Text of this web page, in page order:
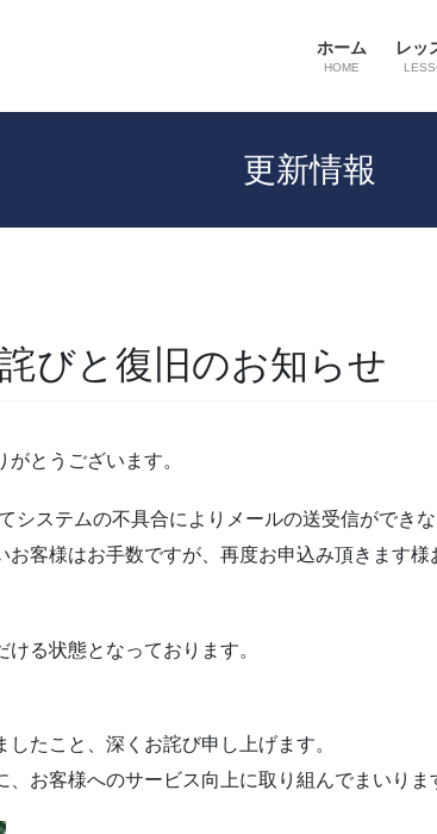
ホーム
HOME
レッ
更新情報
びと復旧のお知らせ
とうございます。
システムの不具合によりメールの送受信ができ
客様はお手数ですが、再度お申込み頂きます様
る状態となっております。
たこと、深くお詫び申し上げます。
お客様へのサービス向上に取り組んでまいりま